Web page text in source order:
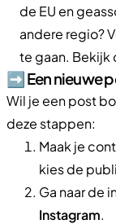
de EU en
andere regio?
te gaan. Bekijk
➡️​ Een nieuwe
Wil je een post
deze stappen:
Maak je
kies de
Ga naar de
Instagram.